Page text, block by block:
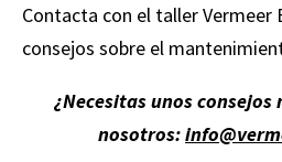
Contacta con el taller Vermeer
consejos sobre el
¿Necesitas unos consejos
nosotros: